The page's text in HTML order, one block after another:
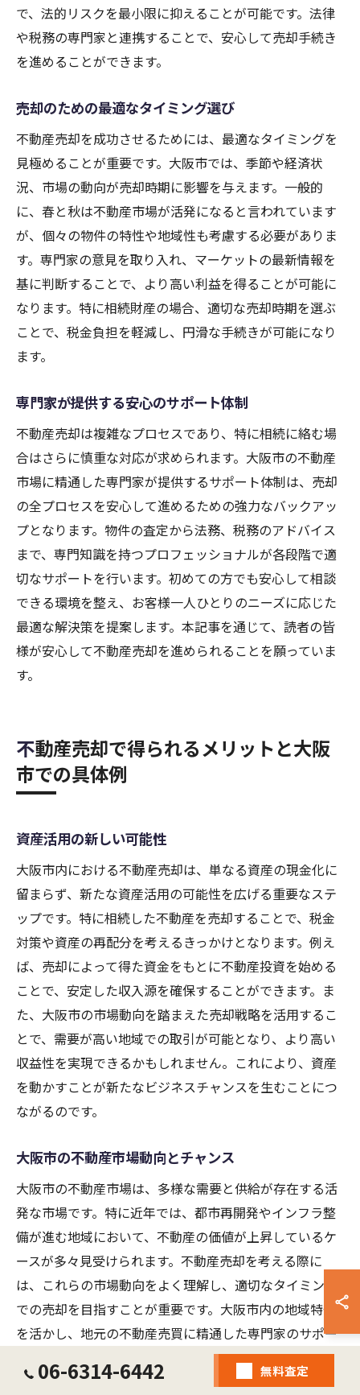
で、法的リスクを最小限に抑えることが可能です。法律
や税務の専門家と連携することで、安心して売却手続き
を進めることができます。
売却のための最適なタイミング選び
不動産売却を成功させるためには、最適なタイミングを
見極めることが重要です。大阪市では、季節や経済状
況、市場の動向が売却時期に影響を与えます。一般的
に、春と秋は不動産市場が活発になると言われています
が、個々の物件の特性や地域性も考慮する必要がありま
す。専門家の意見を取り入れ、マーケットの最新情報を
基に判断することで、より高い利益を得ることが可能に
なります。特に相続財産の場合、適切な売却時期を選ぶ
ことで、税金負担を軽減し、円滑な手続きが可能になり
ます。
専門家が提供する安心のサポート体制
不動産売却は複雑なプロセスであり、特に相続に絡む場
合はさらに慎重な対応が求められます。大阪市の不動産
市場に精通した専門家が提供するサポート体制は、売却
の全プロセスを安心して進めるための強力なバックアッ
プとなります。物件の査定から法務、税務のアドバイス
まで、専門知識を持つプロフェッショナルが各段階で適
切なサポートを行います。初めての方でも安心して相談
できる環境を整え、お客様一人ひとりのニーズに応じた
最適な解決策を提案します。本記事を通じて、読者の皆
様が安心して不動産売却を進められることを願っていま
す。
不動産売却で得られるメリットと大阪
市での具体例
資産活用の新しい可能性
大阪市内における不動産売却は、単なる資産の現金化に
留まらず、新たな資産活用の可能性を広げる重要なステ
ップです。特に相続した不動産を売却することで、税金
対策や資産の再配分を考えるきっかけとなります。例え
ば、売却によって得た資金をもとに不動産投資を始める
ことで、安定した収入源を確保することができます。ま
た、大阪市の市場動向を踏まえた売却戦略を活用するこ
とで、需要が高い地域での取引が可能となり、より高い
収益性を実現できるかもしれません。これにより、資産
を動かすことが新たなビジネスチャンスを生むことにつ
ながるのです。
大阪市の不動産市場動向とチャンス
大阪市の不動産市場は、多様な需要と供給が存在する活
発な市場です。特に近年では、都市再開発やインフラ整
備が進む地域において、不動産の価値が上昇しているケ
ースが多々見受けられます。不動産売却を考える際に
は、これらの市場動向をよく理解し、適切なタイミング
での売却を目指すことが重要です。大阪市内の地域特性
を活かし、地元の不動産売買に精通した専門家のサポー
トを受けることで、魅力的な条件での取引が実現しま
す。特に、相続に伴う不動産売却では、法務や税務の側
06-6314-6442 無料査定